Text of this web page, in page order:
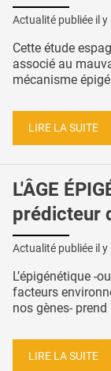
Actualité publiée il y
Cette étude
associé au
mécanisme
LIRE LA SUITE
L'ÂGE
prédicteur
Actualité publiée il y
L’épigénétique -
facteurs
nos gènes-
LIRE LA SUITE